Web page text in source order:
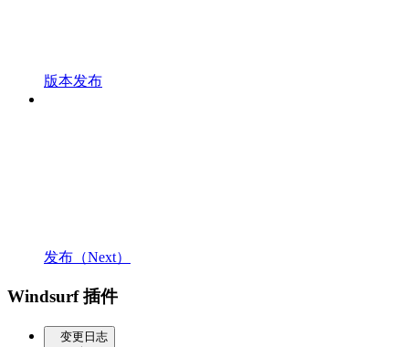
版本发布
发布（Next）
Windsurf 插件
变更日志